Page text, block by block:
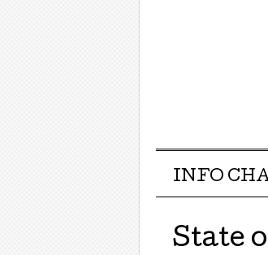
Menu
Skip to
INFO
State